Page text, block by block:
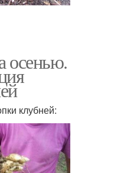
осенью.
клубней: